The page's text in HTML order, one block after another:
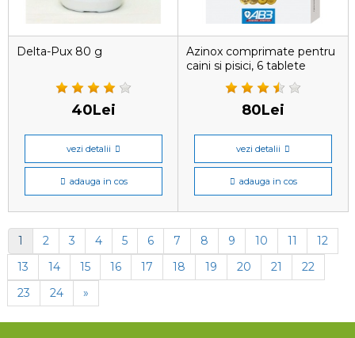
Delta-Pux 80 g
40Lei
vezi detalii
adauga in cos
Azinox comprimate pentru
caini si pisici, 6 tablete
80Lei
vezi detalii
adauga in cos
1 2 3 4 5 6 7 8 9 10 11
12
13
14 15 16 17 18 19 20 21
22
23
24 »